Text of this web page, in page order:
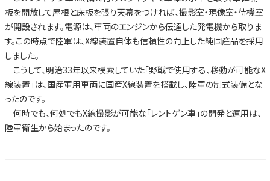
板を開放して屋根と床板を張り天幕をつければ、撮影室・現像室・待機室
が開設されます。電源は、車両のエンジンから伝達した発電機から取りま
す。この時点で陸軍は、X線装置自体も信頼性の向上した純国産品を採用
しました。
こうして、明治33年以来模索していた「野戦で使用する、移動が可能なX
線装置」は、国産軍用車両に国産X線装置を搭載し、陸軍の制式装備とな
ったのです。
何時でも、何処でもX線撮影が可能な「レントゲン車」の開発と運用は、
陸軍衛生から始まったのです。